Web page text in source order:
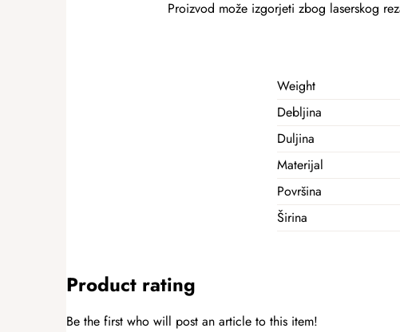
Proizvod može izgorjeti zbog laserskog
Weight
Debljina
Duljina
Materijal
Površina
Širina
Product rating
Be the first who will post an article to this item!